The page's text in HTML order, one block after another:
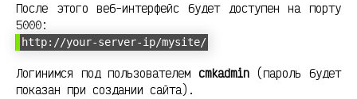
После этого веб-интерфейс будет доступен на порту
5000:
http://your-server-ip/mysite/
Логинимся под пользователем cmkadmin(пароль будет
показан при создании сайта).